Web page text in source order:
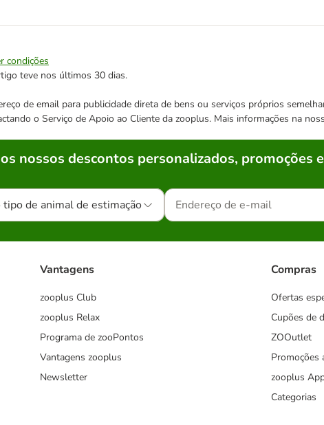
condições
teve nos últimos 30 dias.
de email para publicidade direta de bens ou serviços próprios
o Serviço de Apoio ao Cliente da zooplus. Mais informações na
nossos descontos personalizados, promoções
tipo de animal de estimação
Vantagens
zooplus Club
zooplus Relax
Programa de zooPontos
Vantagens zooplus
Newsletter
Compras
Ofertas
Cupões de
ZOOutlet
Promoções
zooplus
Categorias